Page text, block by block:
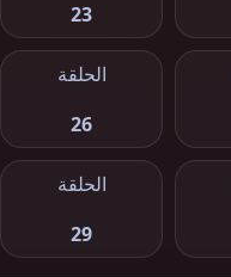
23
الحلقة
26
الحلقة
29